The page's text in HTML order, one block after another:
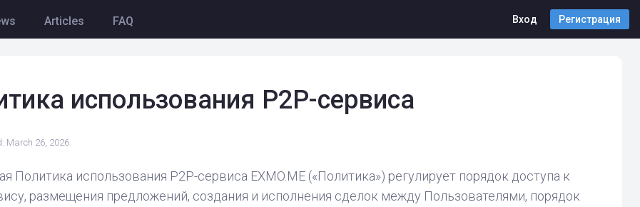
Articles FAQ Вход Регистрация
использования P2P-сервиса
March 26, 2026
Политика использования P2P-сервиса EXMO.ME («Политика») регулирует порядок доступа к
размещения предложений, создания и исполнения сделок между Пользователями, порядок